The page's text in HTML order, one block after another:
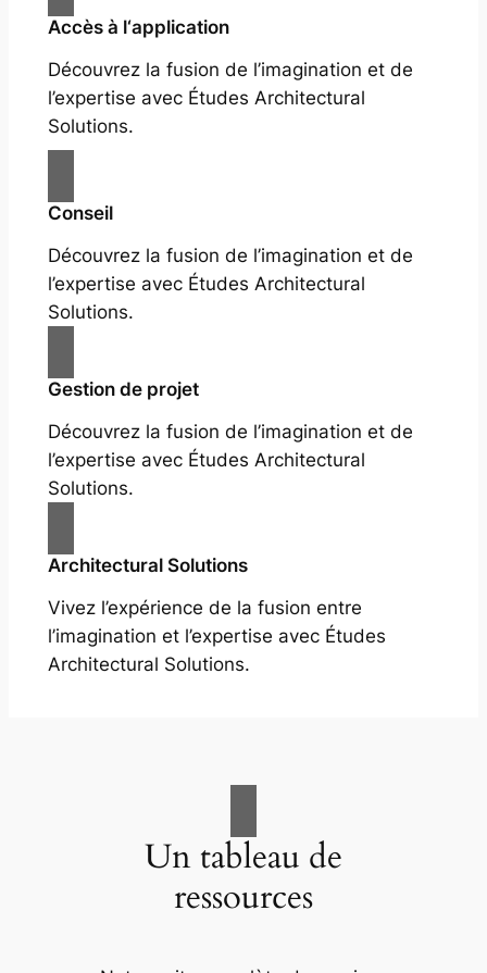
Accès à l‘application
Découvrez la fusion de l’imagination et de
l’expertise avec Études Architectural
Solutions.
Conseil
Découvrez la fusion de l’imagination et de
l’expertise avec Études Architectural
Solutions.
Gestion de projet
Découvrez la fusion de l’imagination et de
l’expertise avec Études Architectural
Solutions.
Architectural Solutions
Vivez l’expérience de la fusion entre
l’imagination et l’expertise avec Études
Architectural Solutions.
Un tableau de
ressources